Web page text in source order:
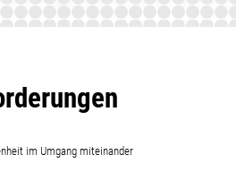
im Umgang miteinander